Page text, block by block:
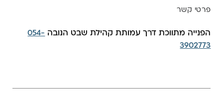
פרטי קשר
הפנייה מתווכת דרך עמותת קהילת שבט הנובה 054-
3902773